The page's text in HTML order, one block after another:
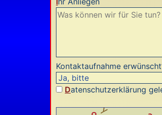
Kontaktaufnahme
Datenschutzerklärung